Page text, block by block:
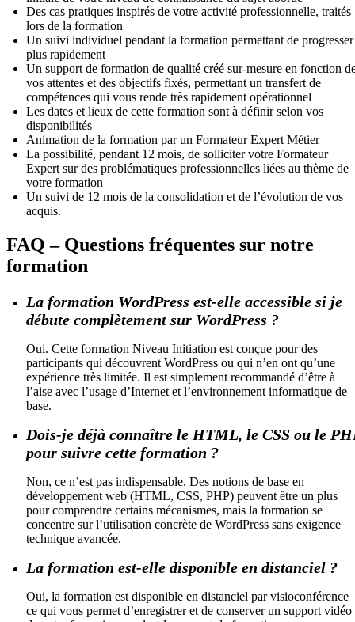
Des cas pratiques inspirés de votre activité professionnelle, traités
lors de la formation
Un suivi individuel pendant la formation permettant de progresser
plus rapidement
Un support de formation de qualité créé sur-mesure en fonction
vos attentes et des objectifs fixés, permettant un transfert de
compétences qui vous rende très rapidement opérationnel
Les dates et lieux de cette formation sont à définir selon vos
disponibilités
Animation de la formation par un Formateur Expert Métier
La possibilité, pendant 12 mois, de solliciter votre Formateur
Expert sur des problématiques professionnelles liées au thème de
votre formation
Un suivi de 12 mois de la consolidation et de l’évolution de vos
acquis.
FAQ – Questions fréquentes sur notre
formation
La formation WordPress est-elle accessible si je
débute complètement sur WordPress ?
Oui. Cette formation Niveau Initiation est conçue pour des
participants qui découvrent WordPress ou qui n’en ont qu’une
expérience très limitée. Il est simplement recommandé d’être à
l’aise avec l’usage d’Internet et l’environnement informatique de
base.
Dois-je déjà connaître le HTML, le CSS ou le
pour suivre cette formation ?
Non, ce n’est pas indispensable. Des notions de base en
développement web (HTML, CSS, PHP) peuvent être un plus
pour comprendre certains mécanismes, mais la formation se
concentre sur l’utilisation concrète de WordPress sans exigence
technique avancée.
La formation est-elle disponible en distanciel ?
Oui, la formation est disponible en distanciel par visioconférence
ce qui vous permet d’enregistrer et de conserver un support vidéo